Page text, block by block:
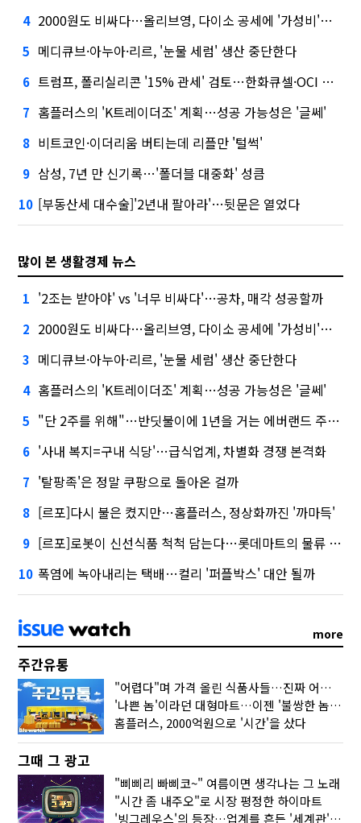
4 2000원도 비싸다…올리브영, 다이소 공세에 '가성비'로 맞불
5 메디큐브·아누아·리르, '눈물 세럼' 생산 중단한다
6 트럼프, 폴리실리콘 '15% 관세' 검토…한화큐셀·OCI 영향은?
7 홈플러스의 'K트레이더조' 계획…성공 가능성은 '글쎄'
8 비트코인·이더리움 버티는데 리플만 '털썩'
9 삼성, 7년 만 신기록…'폴더블 대중화' 성큼
10 [부동산세 대수술]'2년내 팔아라'…뒷문은 열었다
많이 본 생활경제 뉴스
1 '2조는 받아야' vs '너무 비싸다'…공차, 매각 성공할까
2 2000원도 비싸다…올리브영, 다이소 공세에 '가성비'로 맞불
3 메디큐브·아누아·리르, '눈물 세럼' 생산 중단한다
4 홈플러스의 'K트레이더조' 계획…성공 가능성은 '글쎄'
5 "단 2주를 위해"…반딧불이에 1년을 거는 에버랜드 주키퍼
6 '사내 복지=구내 식당'…급식업계, 차별화 경쟁 본격화
7 '탈팡족'은 정말 쿠팡으로 돌아온 걸까
8 [르포]다시 불은 켰지만…홈플러스, 정상화까진 '까마득'
9 [르포]로봇이 신선식품 척척 담는다…롯데마트의 물류 혁신
10 폭염에 녹아내리는 택배…컬리 '퍼플박스' 대안 될까
more
주간유통
"어렵다"며 가격 올린 식품사들…진짜 어려운 거 맞아?
'나쁜 놈'이라던 대형마트…이젠 '불쌍한 놈' 됐다
홈플러스, 2000억원으로 '시간'을 샀다
그때 그 광고
"삐삐리 빠삐코~" 여름이면 생각나는 그 노래
"시간 좀 내주오"로 시장 평정한 하이마트
'빙그레우스'의 등장…업계를 흔든 '세계관' 마케팅